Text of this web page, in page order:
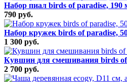
Набор пиал birds of paradise,
790 руб.
Набор кружек birds of paradise,
1 300 руб.
Кувшин для смешивания birds
2 700 руб.